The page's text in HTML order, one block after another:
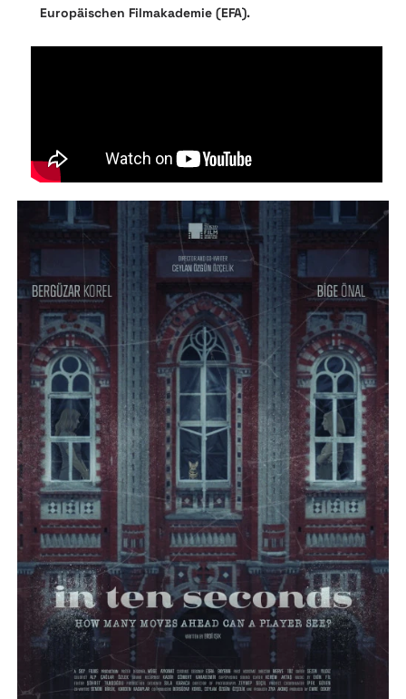
Europäischen Filmakademie (EFA).